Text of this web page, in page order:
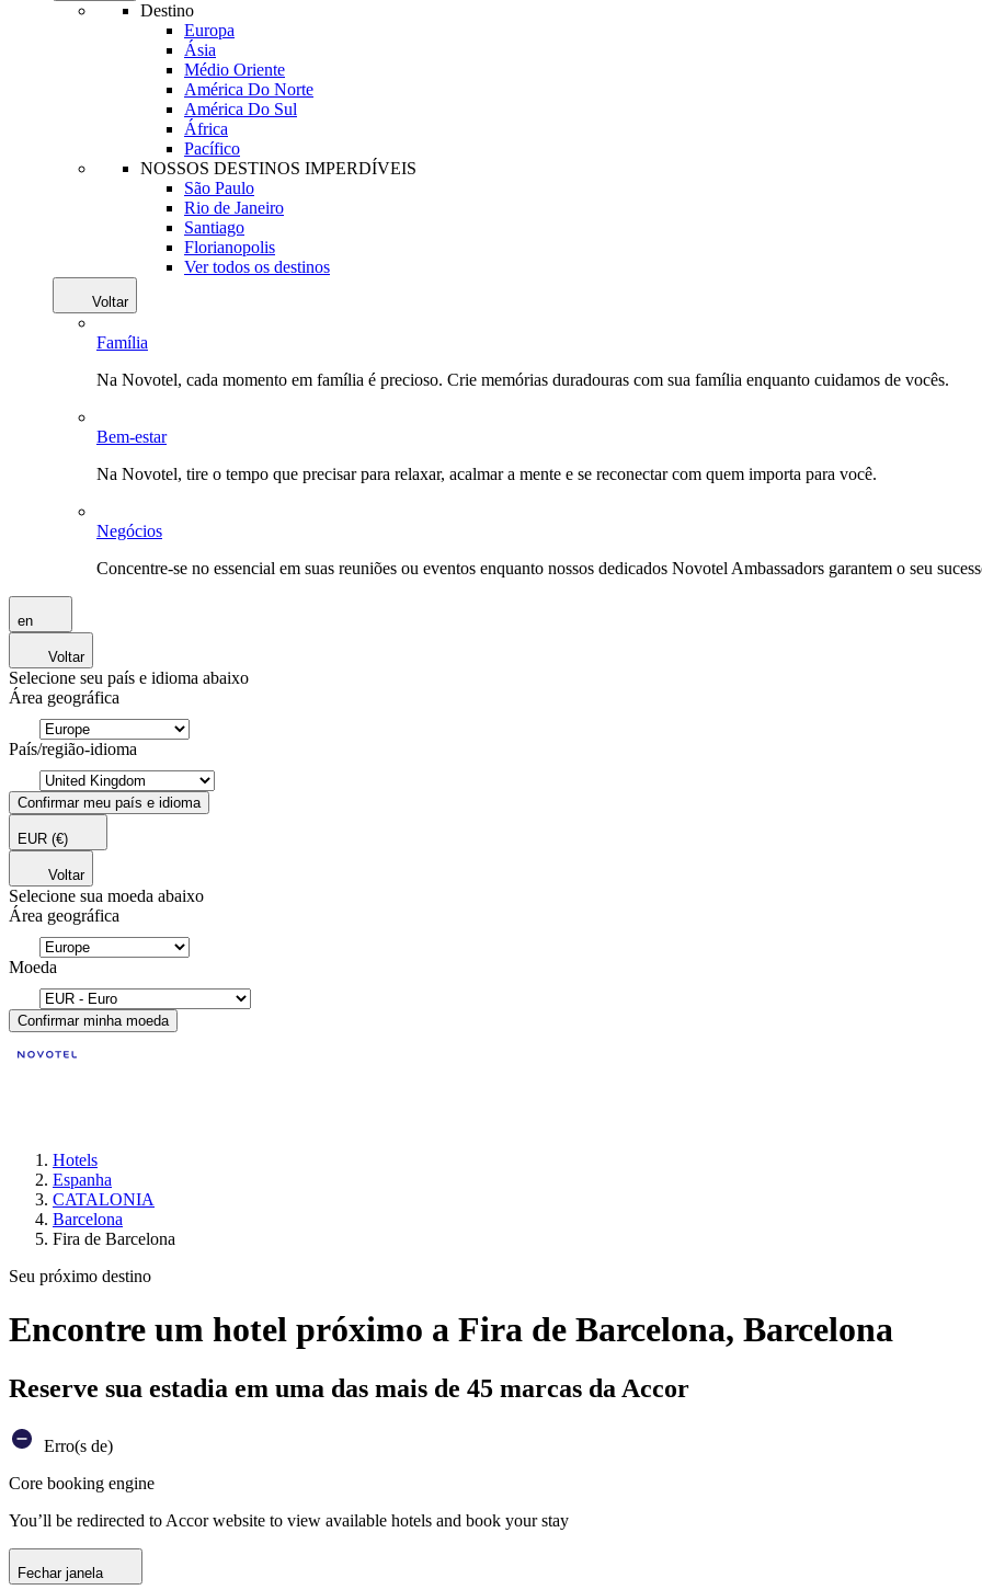
Destino
Europa
Ásia
Médio Oriente
América Do Norte
América Do Sul
África
Pacífico
NOSSOS DESTINOS IMPERDÍVEIS
São Paulo
Rio de Janeiro
Santiago
Florianopolis
Ver todos os destinos
Voltar
Família
Na Novotel, cada momento em família é precioso. Crie memórias duradouras com sua família enquanto cuidamos de vocês.
Bem-estar
Na Novotel, tire o tempo que precisar para relaxar, acalmar a mente e se reconectar com quem importa para você.
Negócios
Concentre-se no essencial em suas reuniões ou eventos enquanto nossos dedicados Novotel Ambassadors garantem o seu
en
Voltar
Selecione seu país e idioma abaixo
Área geográfica
País/região-idioma
Confirmar meu país e idioma
EUR (€)
Voltar
Selecione sua moeda abaixo
Área geográfica
Moeda
Confirmar minha moeda
Hotels
Espanha
CATALONIA
Barcelona
Fira de Barcelona
Seu próximo destino
Encontre um hotel próximo a Fira de Barcelona, Barcelona
Reserve sua estadia em uma das mais de 45 marcas da Accor
Erro(s de)
Core booking engine
You’ll be redirected to Accor website to view available hotels and book your stay
Fechar janela